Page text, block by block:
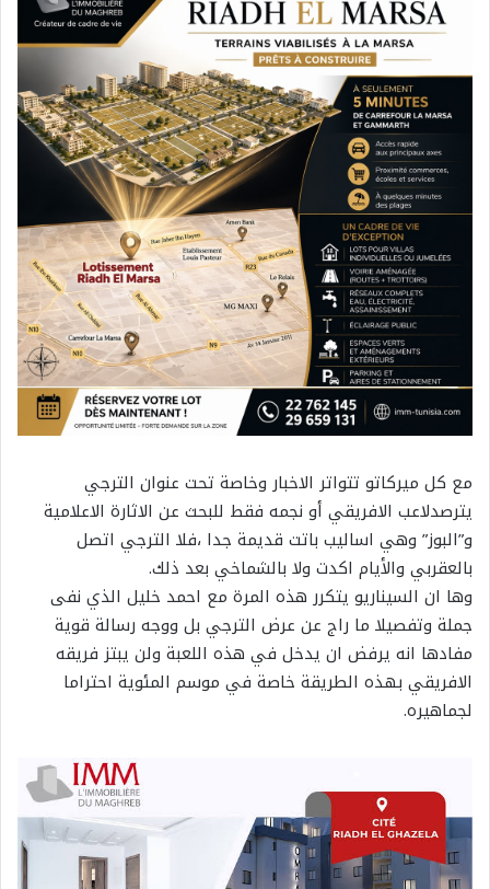
مع كل ميركاتو تتواتر الاخبار وخاصة تحت عنوان الترجي
يترصدلاعب الافريقي أو نجمه فقط للبحث عن الاثارة الاعلامية
و”البوز” وهي اساليب باتت قديمة جدا ،فلا الترجي اتصل
بالعقربي والأيام اكدت ولا بالشماخي بعد ذلك.
وها ان السيناريو يتكرر هذه المرة مع احمد خليل الذي نفى
جملة وتفصيلا ما راج عن عرض الترجي بل ووجه رسالة قوية
مفادها انه يرفض ان يدخل في هذه اللعبة ولن يبتز فريقه
الافريقي بهذه الطريقة خاصة في موسم المئوية احتراما
لجماهيره.